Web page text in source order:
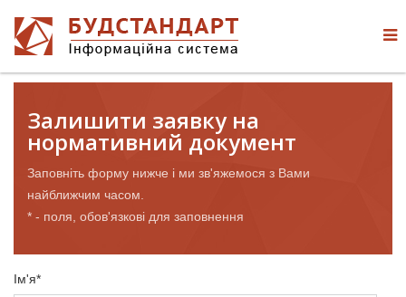
Залишити заявку на
нормативний документ
Заповніть форму нижче і ми зв'яжемося з Вами
найближчим часом.
* - поля, обов'язкові для заповнення
Ім'я*